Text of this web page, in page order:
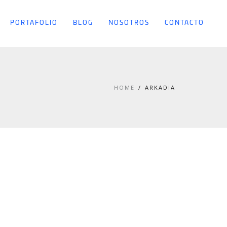
PORTAFOLIO BLOG NOSOTROS CONTACTO
HOME ARKADIA